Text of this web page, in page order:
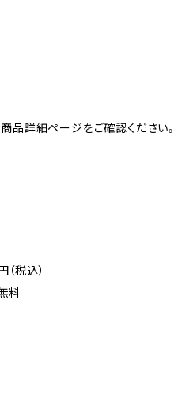
品詳細ページをご確認ください。
税込）
料